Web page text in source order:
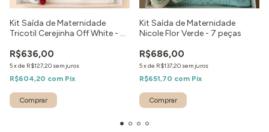
Kit Saída de Maternidade
Tricotil Cerejinha Off White - 6
R$636,00
5xde R$127,20 sem juros
R$604,20 com Pix
Comprar
Kit Saída de Maternidade
Nicole Flor Verde - 7 peças
R$686,00
5xde R$137,20 sem juros
R$651,70 com Pix
Comprar